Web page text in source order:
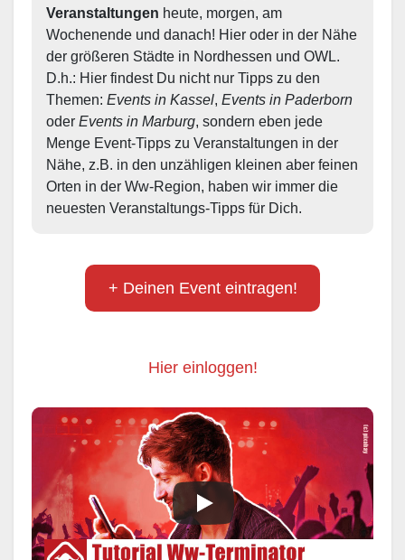
Veranstaltungen heute, morgen, am
Wochenende und danach! Hier oder in der Nähe
der größeren Städte in Nordhessen und OWL.
D.h.: Hier findest Du nicht nur Tipps zu den
Themen: Events in Kassel, Events in Paderborn
oder Events in Marburg, sondern eben jede
Menge Event-Tipps zu Veranstaltungen in der
Nähe, z.B. in den unzähligen kleinen aber feinen
Orten in der Ww-Region, haben wir immer die
neuesten Veranstaltungs-Tipps für Dich.
+ Deinen Event eintragen!
Hier einloggen!